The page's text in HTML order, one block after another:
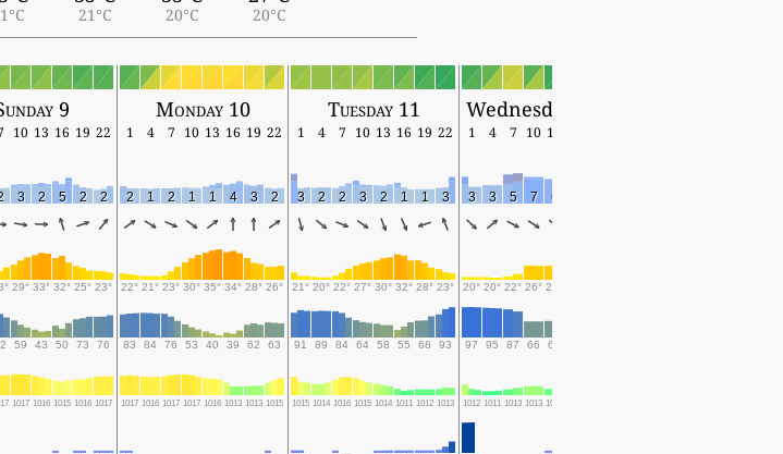
21°C 20°C 20°C
9 Monday 10 Tuesday 11 Wednesday 12
10 13 16 19 22 1 4 7 10 13 16 19 22 1 4 7 10 13 16 19 22 1 4 7 10 13
3 2 5 2 2 2 1 2 1 1 4 3 2 3 2 2 3 2 1 1 3 3 3 5 7 6
29° 33° 32° 25° 23° 22° 21° 23° 30° 35° 34° 28° 26° 21° 20° 22° 27° 30° 32° 28° 23° 20° 20° 22° 26° 26°
59 43 50 73 76 83 84 76 53 40 39 62 63 91 89 84 64 58 55 68 93 97 95 87 66 67
1017 1016 1015 1016 1017 1017 1016 1017 1017 1016 1013 1013 1015 1015 1014 1016 1015 1014 1011 1012 1013 1012 1011 1013 1013 1012